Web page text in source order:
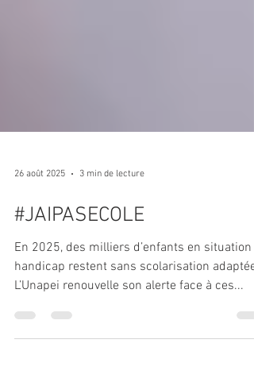
26 août 2025 3 min de lecture
#JAIPASECOLE
En 2025, des milliers d’enfants en situation
handicap restent sans scolarisation adaptée.